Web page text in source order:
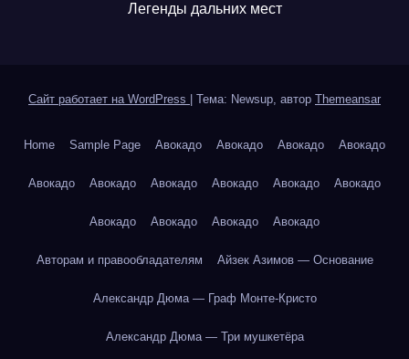
Легенды дальних мест
Сайт работает на WordPress Тема: Newsup, автор Themeansar
Home Sample Page Авокадо Авокадо Авокадо Авокадо
Авокадо Авокадо Авокадо Авокадо Авокадо Авокадо
Авокадо Авокадо Авокадо Авокадо
Авторам и правообладателям Айзек Азимов — Основание
Александр Дюма — Граф Монте-Кристо
Александр Дюма — Три мушкетёра